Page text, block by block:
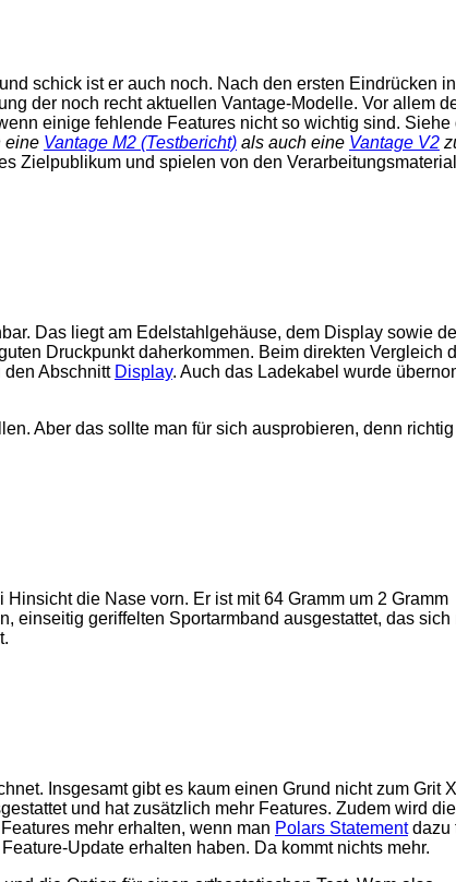
schick ist er auch noch. Nach den ersten Eindrücken in
der noch recht aktuellen Vantage-Modelle. Vor allem
einige fehlende Features nicht so wichtig sind. Siehe
eine Vantage M2 (Testbericht) als auch eine Vantage V2
Zielpublikum und spielen von den
Das liegt am Edelstahlgehäuse, dem Display sowie
Druckpunkt daherkommen. Beim direkten Vergleich
den Abschnitt Display. Auch das Ladekabel wurde
Aber das sollte man für sich ausprobieren, denn richtig
die Nase vorn. Er ist mit 64 Gramm um 2 Gramm
einseitig geriffelten Sportarmband ausgestattet, das sich
Insgesamt gibt es kaum einen Grund nicht zum Grit
und hat zusätzlich mehr Features. Zudem wird die
mehr erhalten, wenn man Polars Statementdazu
Update erhalten haben. Da kommt nichts mehr.